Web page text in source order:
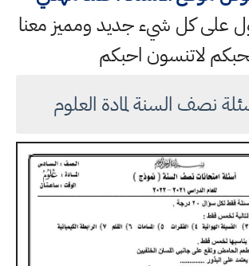
على كل شيء جديد ومميز معنا
لاتنسون احبكم
نصف السنة لمادة العلوم